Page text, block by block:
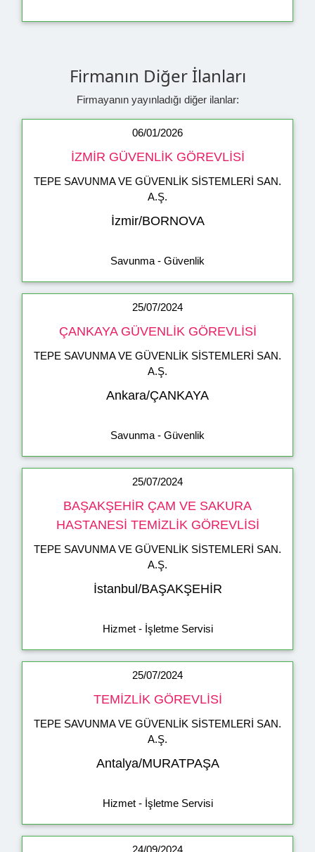
Firmanın Diğer İlanları
Firmayanın yayınladığı diğer ilanlar:
06/01/2026
İZMİR GÜVENLİK GÖREVLİSİ
TEPE SAVUNMA VE GÜVENLİK SİSTEMLERİ SAN.
A.Ş.
İzmir/BORNOVA
Savunma - Güvenlik
25/07/2024
ÇANKAYA GÜVENLİK GÖREVLİSİ
TEPE SAVUNMA VE GÜVENLİK SİSTEMLERİ SAN.
A.Ş.
Ankara/ÇANKAYA
Savunma - Güvenlik
25/07/2024
BAŞAKŞEHİR ÇAM VE SAKURA
HASTANESİ TEMİZLİK GÖREVLİSİ
TEPE SAVUNMA VE GÜVENLİK SİSTEMLERİ SAN.
A.Ş.
İstanbul/BAŞAKŞEHİR
Hizmet - İşletme Servisi
25/07/2024
TEMİZLİK GÖREVLİSİ
TEPE SAVUNMA VE GÜVENLİK SİSTEMLERİ SAN.
A.Ş.
Antalya/MURATPAŞA
Hizmet - İşletme Servisi